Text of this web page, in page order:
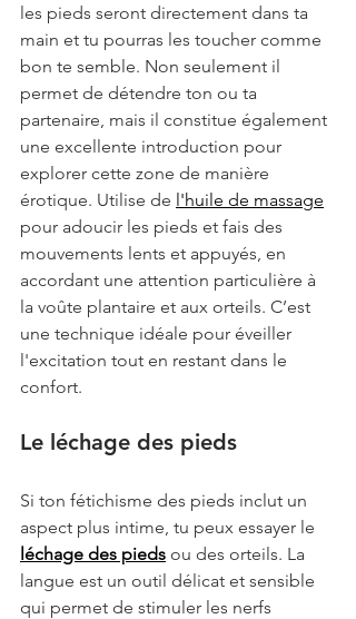
les pieds seront directement dans ta
main et tu pourras les toucher comme
bon te semble. Non seulement il
permet de détendre ton ou ta
partenaire, mais il constitue également
une excellente introduction pour
explorer cette zone de manière
érotique. Utilise de l'huile de massage
pour adoucir les pieds et fais des
mouvements lents et appuyés, en
accordant une attention particulière à
la voûte plantaire et aux orteils. C’est
une technique idéale pour éveiller
l'excitation tout en restant dans le
confort.
Le léchage des pieds
Si ton fétichisme des pieds inclut un
aspect plus intime, tu peux essayer le
léchage des pieds ou des orteils. La
langue est un outil délicat et sensible
qui permet de stimuler les nerfs